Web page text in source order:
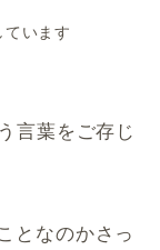
います
言葉をご存じ
となのかさっ